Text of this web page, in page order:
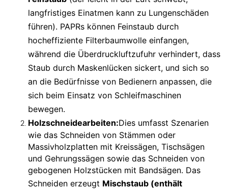
langfristiges Einatmen kann zu Lungenschäden
führen). PAPRs können Feinstaub durch
hocheffiziente Filterbaumwolle einfangen,
während die Überdruckluftzufuhr verhindert, dass
Staub durch Maskenlücken sickert, und sich so
an die Bedürfnisse von Bedienern anpassen, die
sich beim Einsatz von Schleifmaschinen
bewegen.
Holzschneidearbeiten:Dies umfasst Szenarien
wie das Schneiden von Stämmen oder
Massivholzplatten mit Kreissägen, Tischsägen
und Gehrungssägen sowie das Schneiden von
gebogenen Holzstücken mit Bandsägen. Das
Schneiden erzeugt Mischstaub (enthält